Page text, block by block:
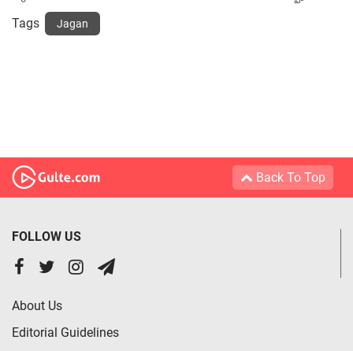
Tags Jagan
Back To Top
FOLLOW US
About Us
Editorial Guidelines